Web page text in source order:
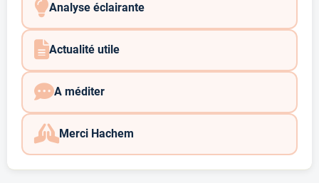
Analyse éclairante
Actualité utile
A méditer
Merci Hachem